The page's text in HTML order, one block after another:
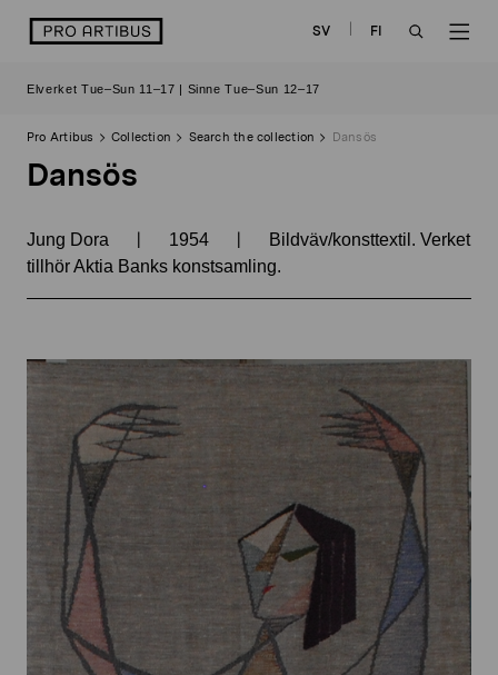
logo SV
FI
Elverket Tue–Sun 11–17 | Sinne Tue–Sun 12–17
Pro Artibus Collection Search the collection Dansös
Dansös
Jung Dora | 1954 |
Bildväv/konsttextil. Verket
tillhör Aktia Banks konstsamling.